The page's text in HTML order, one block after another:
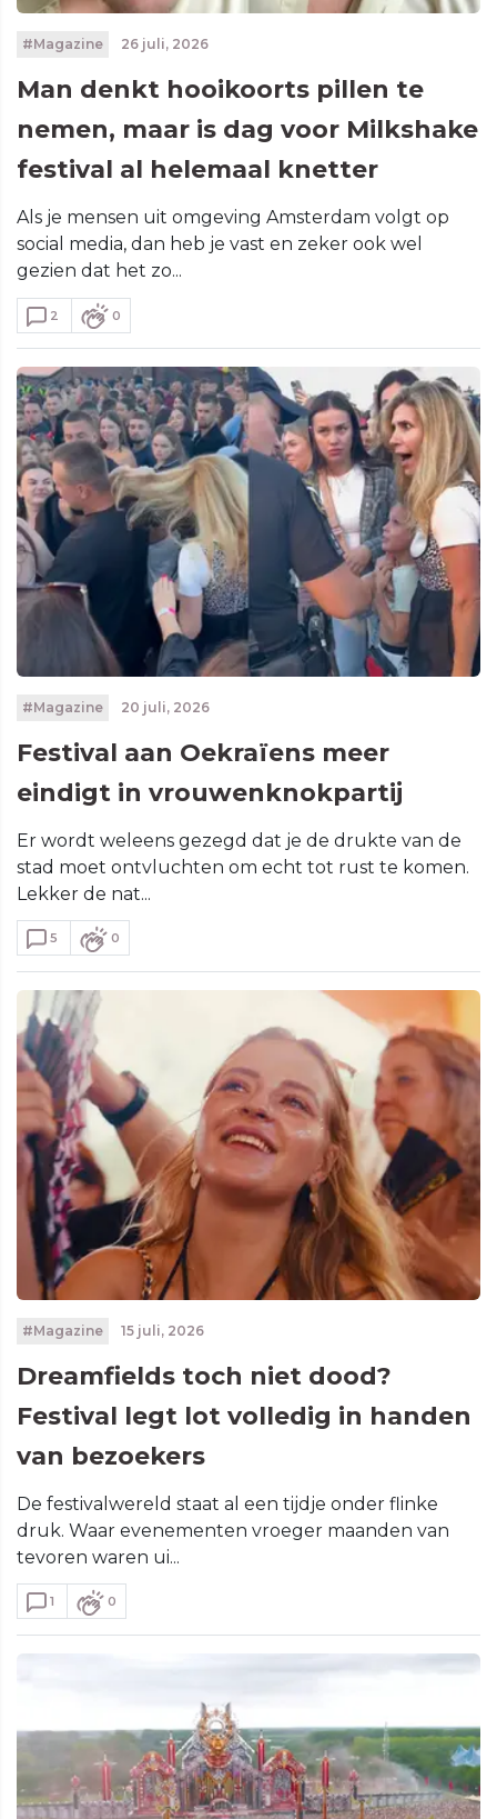
#Magazine 26 juli, 2026
Man denkt hooikoorts pillen te
nemen, maar is dag voor Milkshake
festival al helemaal knetter
Als je mensen uit omgeving Amsterdam volgt op
social media, dan heb je vast en zeker ook wel
gezien dat het zo...
2 0
#Magazine 20 juli, 2026
Festival aan Oekraïens meer
eindigt in vrouwenknokpartij
Er wordt weleens gezegd dat je de drukte van de
stad moet ontvluchten om echt tot rust te komen.
Lekker de nat...
5 0
#Magazine 15 juli, 2026
Dreamfields toch niet dood?
Festival legt lot volledig in handen
van bezoekers
De festivalwereld staat al een tijdje onder flinke
druk. Waar evenementen vroeger maanden van
tevoren waren ui...
1 0